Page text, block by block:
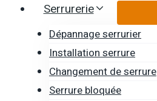
Serrurerie
Dépannage serrurier
Installation serrure
Changement de serrure
Serrure bloquée